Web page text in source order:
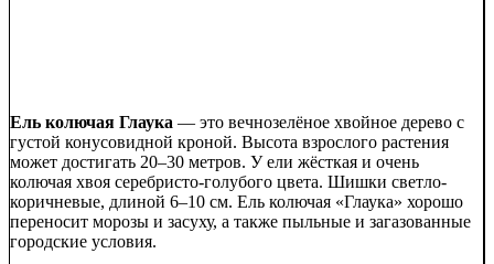
Ель колючая Глаука — это вечнозелёное хвойное дерево с
густой конусовидной кроной. Высота взрослого растения
может достигать 20–30 метров. У ели жёсткая и очень
колючая хвоя серебристо-голубого цвета. Шишки светло-
коричневые, длиной 6–10 см. Ель колючая «Глаука» хорошо
переносит морозы и засуху, а также пыльные и загазованные
городские условия.